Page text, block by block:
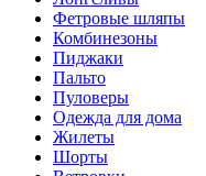
Фетровые шляпы
Комбинезоны
Пиджаки
Пальто
Пуловеры
Одежда для дома
Жилеты
Шорты